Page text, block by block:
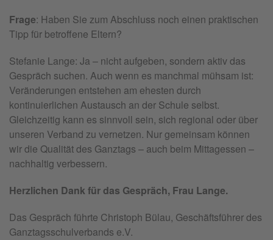
Frage: Haben Sie zum Abschluss noch einen praktischen
Tipp für betroffene Eltern?
Stefanie Lange: Ja – nicht aufgeben, sondern aktiv das
Gespräch suchen. Auch wenn es manchmal mühsam ist:
Veränderungen entstehen am ehesten durch
kontinuierlichen Austausch an der Schule selbst.
Gleichzeitig kann es sinnvoll sein, sich regional oder über
unseren Verband zu vernetzen. Nur gemeinsam können
wir die Qualität des Ganztags – auch beim Mittagessen –
nachhaltig verbessern.
Herzlichen Dank für das Gespräch, Frau Lange.
Das Gespräch führte Christoph Bülau, Geschäftsführer des
Ganztagsschulverbands e.V.